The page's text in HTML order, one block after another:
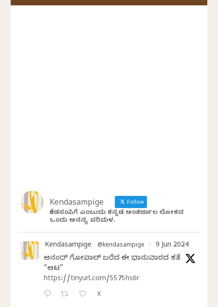
Kendasampige Follow
ಕೆಂಡಸಂಪಿಗೆ ಎಂಬುದು ಕನ್ನಡ ಅಂತರ್ಜಾಲ ಲೋಕದ
ಒಂದು ಅನನ್ಯ ಪರಿಮಳ.
Kendasampige @kendasampige · 9 Jun 2024
ಆನಂದ್‌ ಗೋಪಾಲ್‌ ಬರೆದ ಈ ಭಾನುವಾರದ ಕತೆ
“ಆಟ”
https://tinyurl.com/5575hs6r
X